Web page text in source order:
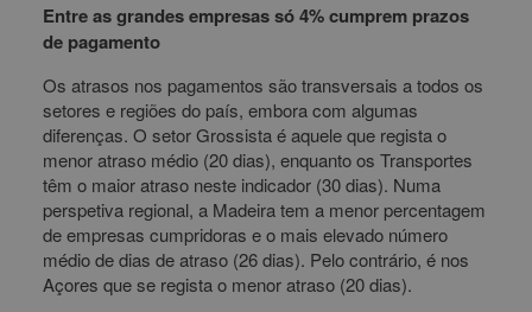
Entre as grandes empresas só 4% cumprem prazos
de pagamento
Os atrasos nos pagamentos são transversais a todos os
setores e regiões do país, embora com algumas
diferenças. O setor Grossista é aquele que regista o
menor atraso médio (20 dias), enquanto os Transportes
têm o maior atraso neste indicador (30 dias). Numa
perspetiva regional, a Madeira tem a menor percentagem
de empresas cumpridoras e o mais elevado número
médio de dias de atraso (26 dias). Pelo contrário, é nos
Açores que se regista o menor atraso (20 dias).